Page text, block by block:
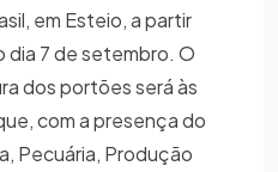
em Esteio, a partir
7 de setembro. O
dos portões será às
com a presença do
Pecuária, Produção